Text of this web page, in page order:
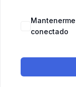
Mantenerme
conectado